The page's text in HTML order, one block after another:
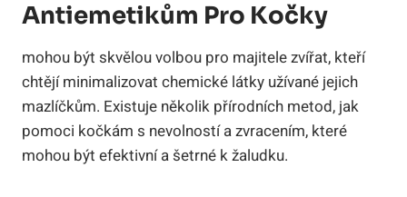
Antiemetikům Pro Kočky
mohou být skvělou volbou pro majitele zvířat, kteří
chtějí minimalizovat chemické látky užívané jejich
mazlíčkům. Existuje několik přírodních metod, jak
pomoci kočkám s nevolností a zvracením, které
mohou být efektivní a šetrné k žaludku.